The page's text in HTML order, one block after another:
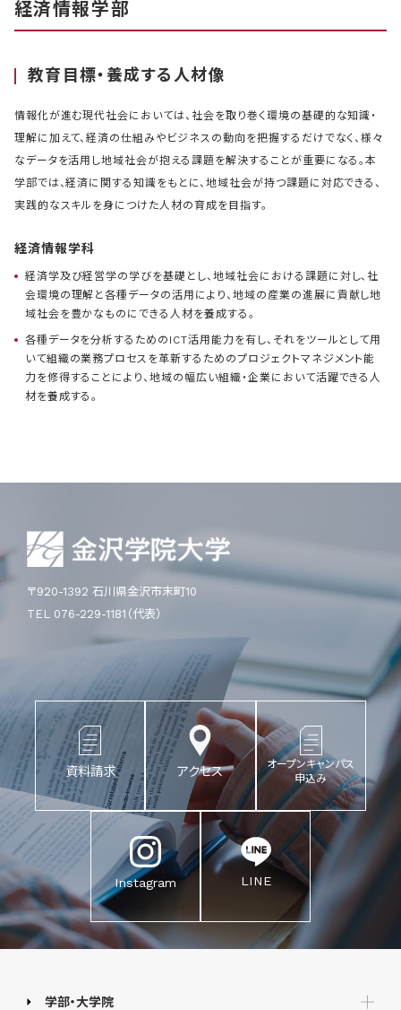
経済情報学部
教育目標・養成する人材像
情報化が進む現代社会においては、社会を取り巻く環境の基礎的な知識・
理解に加えて、経済の仕組みやビジネスの動向を把握するだけでなく、様々
なデータを活用し地域社会が抱える課題を解決することが重要になる。本
学部では、経済に関する知識をもとに、地域社会が持つ課題に対応できる、
実践的なスキルを身につけた人材の育成を目指す。
経済情報学科
経済学及び経営学の学びを基礎とし、地域社会における課題に対し、社
会環境の理解と各種データの活用により、地域の産業の進展に貢献し地
域社会を豊かなものにできる人材を養成する。
各種データを分析するためのICT活用能力を有し、それをツールとして用
いて組織の業務プロセスを革新するためのプロジェクトマネジメント能
力を修得することにより、地域の幅広い組織・企業において活躍できる人
材を養成する。
〒920-1392 石川県金沢市末町10
TEL 076-229-1181（代表）
資料請求 アクセス
オープンキャンパス
申込み
Instagram LINE
学部・大学院